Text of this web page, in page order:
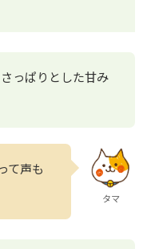
っぱりとした甘み
て声も
タマ